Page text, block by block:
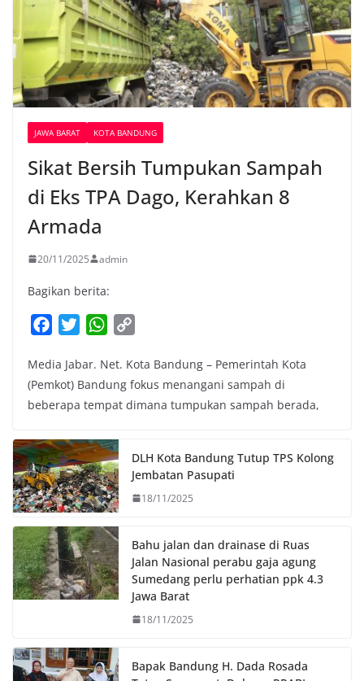
JAWA BARAT KOTA BANDUNG
Sikat Bersih Tumpukan Sampah
di Eks TPA Dago, Kerahkan 8
Armada
20/11/2025 admin
Bagikan berita:
c
e
b
o
k
i
t
t
r
W
a
t
s
p
p
p
y
L
n
k
Media Jabar. Net. Kota Bandung – Pemerintah Kota
(Pemkot) Bandung fokus menangani sampah di
beberapa tempat dimana tumpukan sampah berada,
DLH Kota Bandung Tutup TPS Kolong
Jembatan Pasupati
18/11/2025
Bahu jalan dan drainase di Ruas
Jalan Nasional perabu gaja agung
Sumedang perlu perhatian ppk 4.3
Jawa Barat
18/11/2025
Bapak Bandung H. Dada Rosada